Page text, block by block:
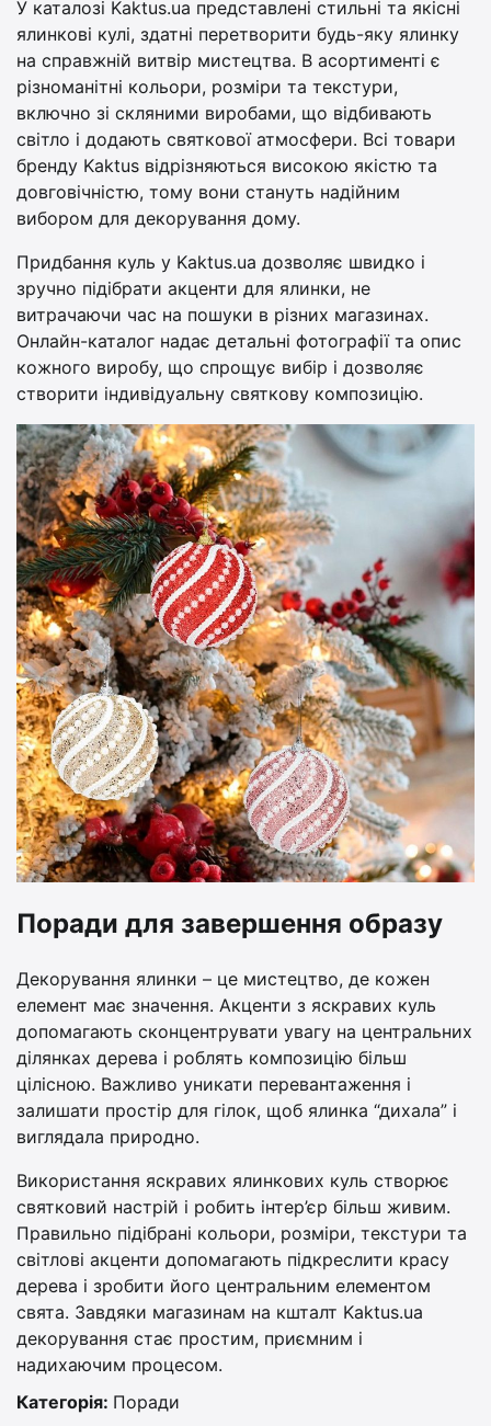
У каталозі Kaktus.ua представлені стильні та якісні
ялинкові кулі, здатні перетворити будь-яку ялинку
на справжній витвір мистецтва. В асортименті є
різноманітні кольори, розміри та текстури,
включно зі скляними виробами, що відбивають
світло і додають святкової атмосфери. Всі товари
бренду Kaktus відрізняються високою якістю та
довговічністю, тому вони стануть надійним
вибором для декорування дому.
Придбання куль у Kaktus.ua дозволяє швидко і
зручно підібрати акценти для ялинки, не
витрачаючи час на пошуки в різних магазинах.
Онлайн-каталог надає детальні фотографії та опис
кожного виробу, що спрощує вибір і дозволяє
створити індивідуальну святкову композицію.
Поради для завершення образу
Декорування ялинки – це мистецтво, де кожен
елемент має значення. Акценти з яскравих куль
допомагають сконцентрувати увагу на центральних
ділянках дерева і роблять композицію більш
цілісною. Важливо уникати перевантаження і
залишати простір для гілок, щоб ялинка “дихала” і
виглядала природно.
Використання яскравих ялинкових куль створює
святковий настрій і робить інтер’єр більш живим.
Правильно підібрані кольори, розміри, текстури та
світлові акценти допомагають підкреслити красу
дерева і зробити його центральним елементом
свята. Завдяки магазинам на кшталт Kaktus.ua
декорування стає простим, приємним і
надихаючим процесом.
Категорія: Поради